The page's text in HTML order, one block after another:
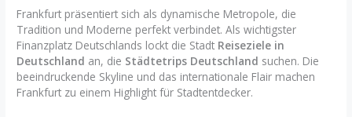
Frankfurt präsentiert sich als dynamische Metropole, die
Tradition und Moderne perfekt verbindet. Als wichtigster
Finanzplatz Deutschlands lockt die Stadt Reiseziele in
Deutschland an, die Städtetrips Deutschland suchen. Die
beeindruckende Skyline und das internationale Flair machen
Frankfurt zu einem Highlight für Stadtentdecker.